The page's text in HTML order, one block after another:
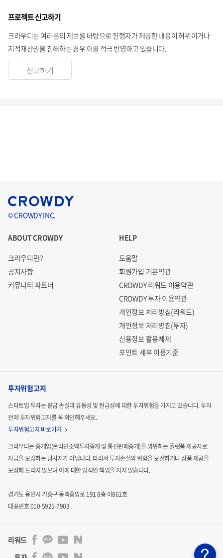
프로젝트 신고하기
크라우디는 여러분의 제보를 바탕으로 진행자가 제공한 내용이 허위이거나
지적재산권을 침해하는 경우 이를 적극 반영하고 있습니다.
신고하기
© CROWDY INC.
ABOUT CROWDY
크라우디란?
공지사항
커뮤니티 파트너
HELP
도움말
회원가입 기본약관
CROWDY 리워드 이용약관
CROWDY 투자 이용약관
개인정보 처리방침(리워드)
개인정보 처리방침(투자)
신용정보 활용체제
포인트 세부 이용기준
투자위험고지
스타트업 투자는 원금 손실과 유동성 및 현금성에 대한 투자위험을 가지고 있습니다.투자
전에 투자위험고지를 꼭 확인해주세요.
투자위험고지 바로가기
크라우디는 중개업(온라인소액투자중개 및 통신판매중개)을 영위하는 플랫폼 제공자로
자금을 모집하는당사자가 아닙니다. 따라서 투자손실의 위험을 보전하거나 상품 제공을
보장해 드리지 않으며 이에 대한 법적인 책임을 지지 않습니다.
경기도 용인시 기흥구 동백중앙로 191 8층 이861호
대표번호 010-5925-7903
리워드